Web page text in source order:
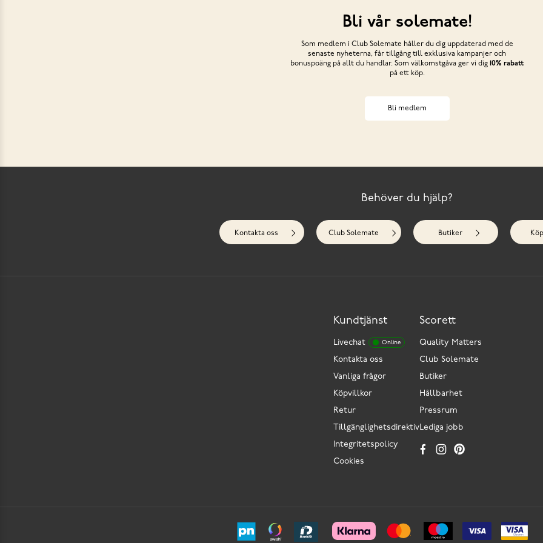
Bli vår solemate!
Som medlem i Club Solemate håller du dig uppdaterad med de
senaste nyheterna, får tillgång till exklusiva kampanjer och
bonuspoäng på allt du handlar. Som välkomstgåva ger vi dig 10% rabatt
på ett köp.
Bli medlem
Behöver du hjälp?
Kontakta oss Club Solemate Butiker
Kundtjänst
Livechat Online
Kontakta oss
Vanliga frågor
Köpvillkor
Retur
Tillgänglighetsdirektiv
Integritetspolicy
Cookies
Scorett
Quality Matters
Club Solemate
Butiker
Hållbarhet
Pressrum
Lediga jobb